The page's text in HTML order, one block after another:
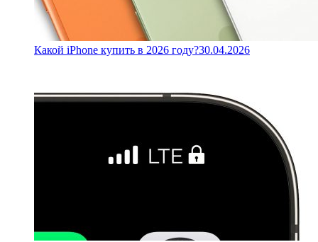
Какой iPhone купить в 2026 году?30.04.2026